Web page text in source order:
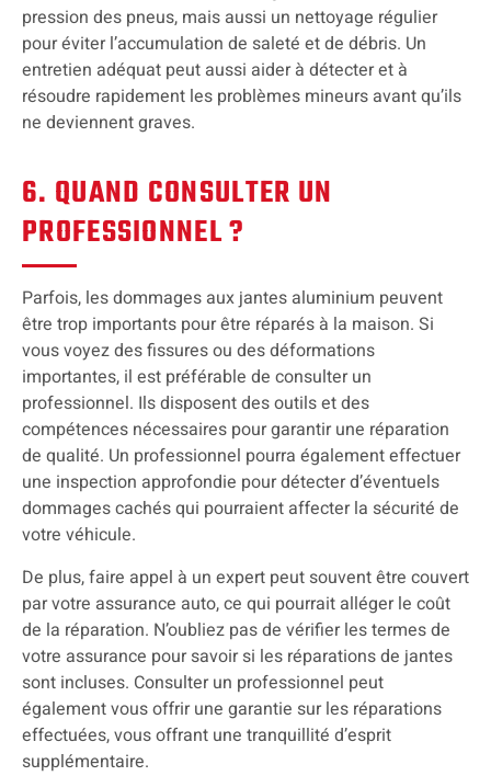
pression des pneus, mais aussi un nettoyage régulier
pour éviter l’accumulation de saleté et de débris. Un
entretien adéquat peut aussi aider à détecter et à
résoudre rapidement les problèmes mineurs avant qu’ils
ne deviennent graves.
6. QUAND CONSULTER UN
PROFESSIONNEL ?
Parfois, les dommages aux jantes aluminium peuvent
être trop importants pour être réparés à la maison. Si
vous voyez des fissures ou des déformations
importantes, il est préférable de consulter un
professionnel. Ils disposent des outils et des
compétences nécessaires pour garantir une réparation
de qualité. Un professionnel pourra également effectuer
une inspection approfondie pour détecter d’éventuels
dommages cachés qui pourraient affecter la sécurité de
votre véhicule.
De plus, faire appel à un expert peut souvent être couvert
par votre assurance auto, ce qui pourrait alléger le coût
de la réparation. N’oubliez pas de vérifier les termes de
votre assurance pour savoir si les réparations de jantes
sont incluses. Consulter un professionnel peut
également vous offrir une garantie sur les réparations
effectuées, vous offrant une tranquillité d’esprit
supplémentaire.